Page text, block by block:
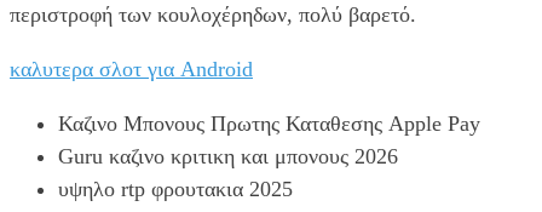
περιστροφή των κουλοχέρηδων, πολύ βαρετό.
καλυτερα σλοτ για Android
Καζινο Μπονους Πρωτης Καταθεσης Apple Pay
Guru καζινο κριτικη και μπονους 2026
υψηλο rtp φρουτακια 2025